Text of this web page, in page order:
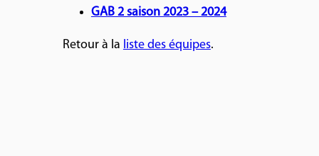
GAB 2 saison 2023 – 2024
Retour à la liste des équipes.